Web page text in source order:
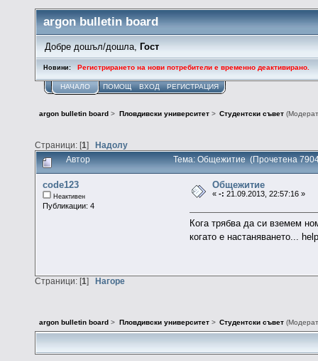
argon bulletin board
Добре дошъл/дошла, Гост
Новини: Регистрирането на нови потребители е временно деактивирано.
НАЧАЛО ПОМОЩ ВХОД РЕГИСТРАЦИЯ
argon bulletin board > Пловдивски университет> Студентски съвет
Страници: [1] Надолу
Автор Тема: Общежитие (Прочетена
code123
Неактивен
Публикации: 4
Общежитие
«-: 21.09.2013, 22:57:16 »
Кога трябва да си вземем
когато е настаняването...
Страници: [1] Нагоре
argon bulletin board > Пловдивски университет> Студентски съвет